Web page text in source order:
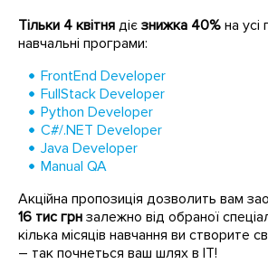
Тільки 4 квітня діє знижка 40% на усі
навчальні програми:
FrontEnd Developer
FullStack Developer
Python Developer
C#/.NET Developer
Java Developer
Manual QA
Акційна пропозиція дозволить вам
16 тис грн залежно від обраної
кілька місяців навчання ви створите
– так почнеться ваш шлях в IT!